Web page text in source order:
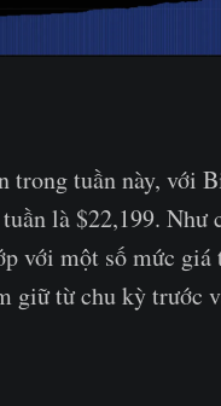
trong tuần này, với
là $22,199. Như
với một số mức giá
giữ từ chu kỳ trước